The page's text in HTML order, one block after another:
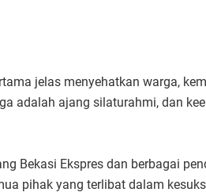
jelas menyehatkan warga,
adalah ajang silaturahmi, dan
Bekasi Ekspres dan berbagai
pihak yang terlibat dalam